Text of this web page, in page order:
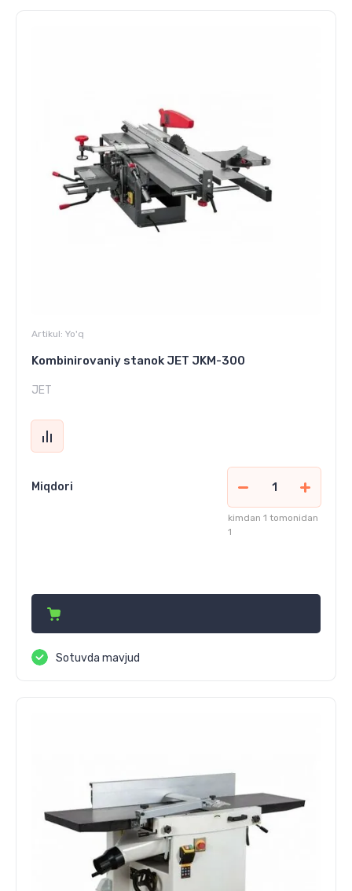
Artikul: Yo'q
Kombinirovaniy stanok JET JKM-300
JET
Miqdori
kimdan 1 tomonidan
1
Sotuvda mavjud